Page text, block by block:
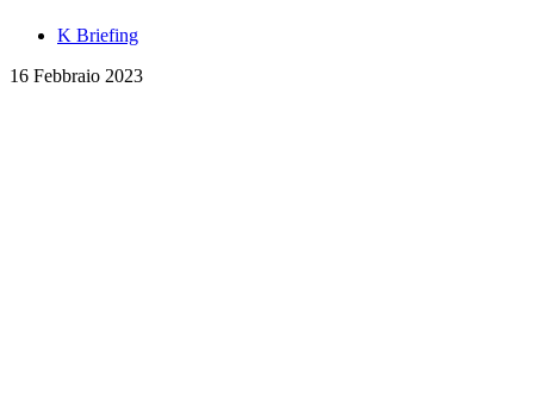
K Briefing
16 Febbraio 2023